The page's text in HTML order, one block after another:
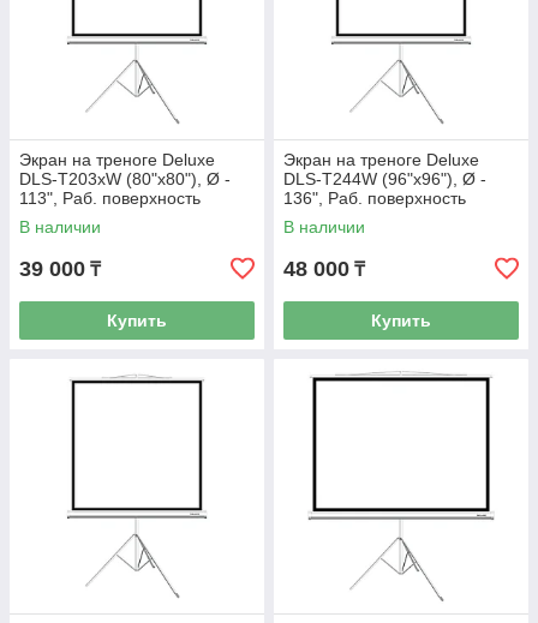
Экран на треноге Deluxe
DLS-T203xW (80"х80"), Ø -
113", Раб. поверхность
195х195 см., 1:1
В наличии
39 000 ₸
Купить
Экран на треноге Deluxe
DLS-T244W (96"х96"), Ø -
136", Раб. поверхность
236х236 см., 1:1
В наличии
48 000 ₸
Купить